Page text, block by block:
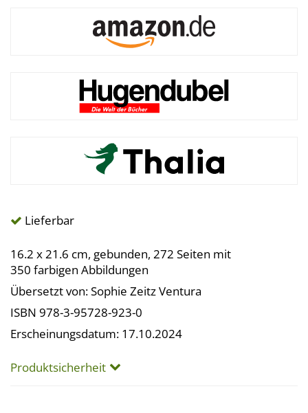
Lieferbar
16.2 x 21.6 cm, gebunden, 272 Seiten mit
350 farbigen Abbildungen
Übersetzt von: Sophie Zeitz Ventura
ISBN 978-3-95728-923-0
Erscheinungsdatum: 17.10.2024
Produktsicherheit